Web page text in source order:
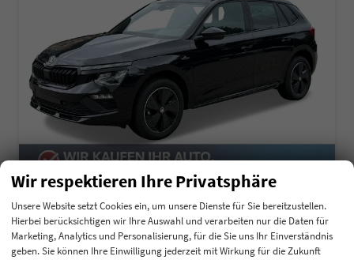
Skoda Kamiq
Essence WINTER PAKET+PDC+LED
unverbindliche Lieferzeit: ca. 2-3 Monate Neuwagen
Wir respektieren Ihre Privatsphäre
Unsere Website setzt Cookies ein, um unsere Dienste für Sie bereitzustellen.
Hierbei berücksichtigen wir Ihre Auswahl und verarbeiten nur die Daten für
Marketing, Analytics und Personalisierung, für die Sie uns Ihr Einverständnis
geben. Sie können Ihre Einwilligung jederzeit mit Wirkung für die Zukunft